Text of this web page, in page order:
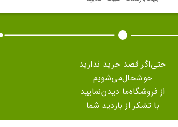
حتی‌اگر قصد خرید ندارید
خوشحال‌می‌شویم
از فروشگاه‌ما دیدن‌نمایید
با تشکر از بازدید شما